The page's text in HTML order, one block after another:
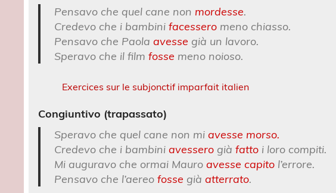
Pensavo che quel cane non mordesse.
Credevo che i bambini facessero meno chiasso.
Pensavo che Paola avesse già un lavoro.
Speravo che il film fosse meno noioso.
Exercices sur le subjonctif imparfait italien
Congiuntivo (trapassato)
Speravo che quel cane non mi avesse morso.
Credevo che i bambini avessero già fatto i loro compiti.
Mi auguravo che ormai Mauro avesse capito l’errore.
Pensavo che l’aereo fosse già atterrato.